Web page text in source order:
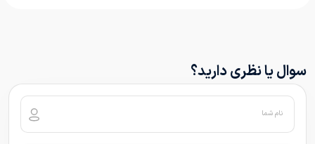
سوال یا نظری دارید؟
نام شما